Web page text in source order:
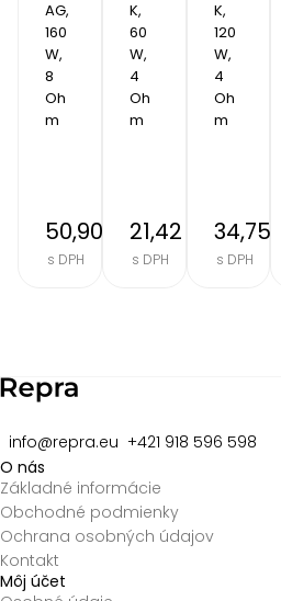
AG,
160
W,
8
Oh
m
50,90 €
s DPH
K,
60
W,
4
Oh
m
21,42 €
s DPH
K,
120
W,
4
Oh
m
34,75 €
s DPH
info@repra.eu +421 918 596 598
O nás
Základné informácie
Obchodné podmienky
Ochrana osobných údajov
Kontakt
Môj účet